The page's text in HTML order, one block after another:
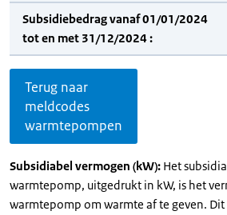
Subsidiebedrag vanaf 01/01/2024
tot en met 31/12/2024 :
Terug naar
meldcodes
warmtepompen
Subsidiabel vermogen (kW): Het
warmtepomp, uitgedrukt in kW, is het
warmtepomp om warmte af te geven.